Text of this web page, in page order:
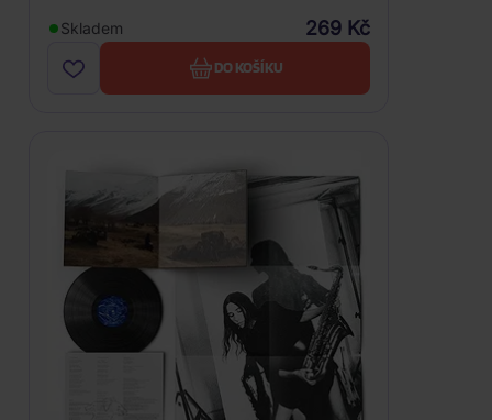
Skladem 269 Kč
DO KOŠÍKU